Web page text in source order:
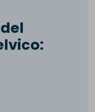
del
lvico: